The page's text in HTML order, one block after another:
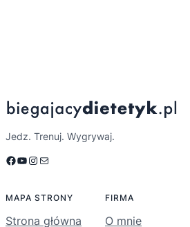
Jedz. Trenuj. Wygrywaj.
Facebook YouTube Instagram Mail
MAPA STRONY
Strona główna
FIRMA
O mnie